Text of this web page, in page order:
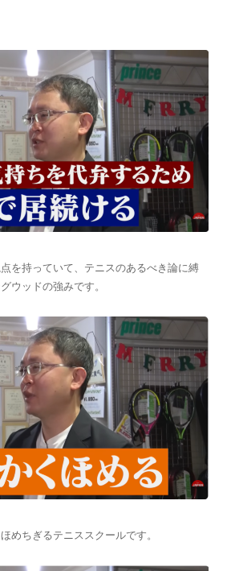
を持っていて、テニスのあるべき論に縛
ウッドの強みです。
めちぎるテニススクールです。